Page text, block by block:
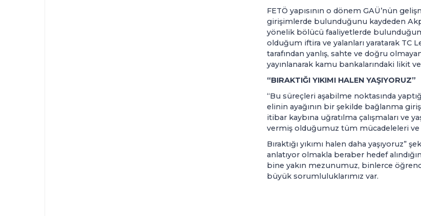
FETÖ yapısının o dönem GAÜ’nün
girişimlerde bulunduğunu kaydeden
yönelik bölücü faaliyetlerde bulunduğum
olduğum iftira ve yalanları yaratarak TC
tarafından yanlış, sahte ve doğru
yayınlanarak kamu bankalarındaki likit
“BIRAKTIĞI YIKIMI HALEN YAŞIYORUZ”
“Bu süreçleri aşabilme noktasında
elinin ayağının bir şekilde bağlanma
itibar kaybına uğratılma çalışmaları ve
vermiş olduğumuz tüm mücadeleleri ve
Bıraktığı yıkımı halen daha yaşıyoruz”
anlatıyor olmakla beraber hedef
bine yakın mezunumuz, binlerce
büyük sorumluluklarımız var.